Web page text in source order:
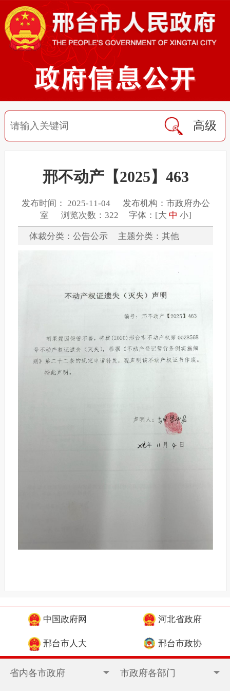
高级
邢不动产【2025】463
发布时间： 2025-11-04 发布机构：市政府办公
室 浏览次数：322 字体：[大 中 小]
体裁分类：公告公示 主题分类：其他
中国政府网 河北省政府
邢台市人大 邢台市政协
省内各市政府 市政府各部门